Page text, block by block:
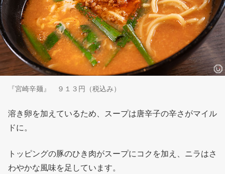
『宮崎辛麺』 ９１３円（税込み）
溶き卵を加えているため、スープは唐辛子の辛さがマイル
ドに。
トッピングの豚のひき肉がスープにコクを加え、ニラはさ
わやかな風味を足しています。